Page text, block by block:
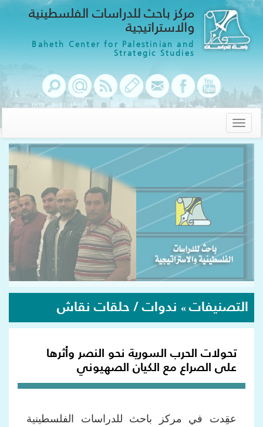
مركز باحث للدراسات الفلسطينية
والاستراتيجية
Baheth Center for Palestinian and
Strategic Studies
Toggle
navigation
التصنيفات » ندوات / حلقات نقاش
تحولات الحرب السورية نحو النصر وأثرها
على الصراع مع الكيان الصهيوني
عقِدت في مركز باحث للدراسات الفلسطينية